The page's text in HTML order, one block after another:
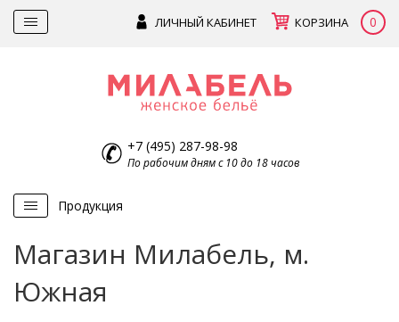
ЛИЧНЫЙ КАБИНЕТ КОРЗИНА 0
+7 (495) 287-98-98
По рабочим дням с 10 до 18 часов
Продукция
Магазин Милабель, м.
Южная